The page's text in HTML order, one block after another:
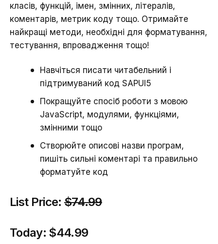
класів, функцій, імен, змінних, літералів,
коментарів, метрик коду тощо. Отримайте
найкращі методи, необхідні для форматування,
тестування, впровадження тощо!
Навчіться писати читабельний і
підтримуваний код SAPUI5
Покращуйте спосіб роботи з мовою
JavaScript, модулями, функціями,
змінними тощо
Створюйте описові назви програм,
пишіть сильні коментарі та правильно
форматуйте код
List Price:$74.99
Today: $44.99